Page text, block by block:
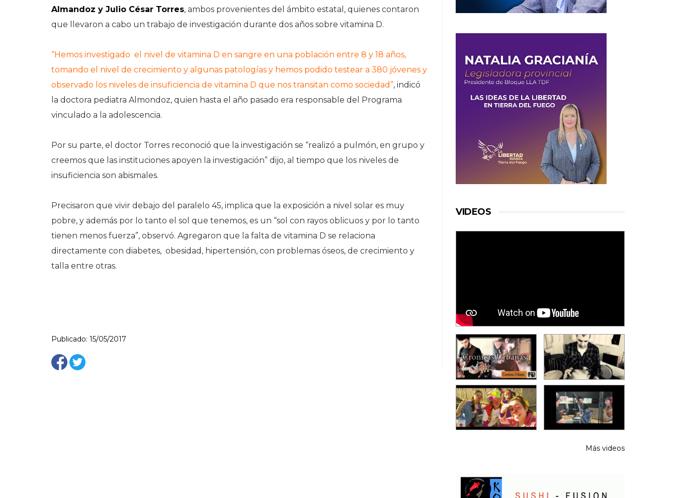
Almandoz y Julio César Torres, ambos provenientes del ámbito estatal, quienes contaron
que llevaron a cabo un trabajo de investigación durante dos años sobre vitamina D.
“Hemos investigado el nivel de vitamina D en sangre en una población entre 8 y 18 años,
tomando el nivel de crecimiento y algunas patologías y hemos podido testear a 380 jóvenes y
observado los niveles de insuficiencia de vitamina D que nos transitan como sociedad”, indicó
la doctora pediatra Almondoz, quien hasta el año pasado era responsable del Programa
vinculado a la adolescencia.
Por su parte, el doctor Torres reconoció que la investigación se “realizó a pulmón, en grupo y
creemos que las instituciones apoyen la investigación” dijo, al tiempo que los niveles de
insuficiencia son abismales.
Precisaron que vivir debajo del paralelo 45, implica que la exposición a nivel solar es muy
pobre, y además por lo tanto el sol que tenemos, es un “sol con rayos oblicuos y por lo tanto
tienen menos fuerza”, observó. Agregaron que la falta de vitamina D se relaciona
directamente con diabetes, obesidad, hipertensión, con problemas óseos, de crecimiento y
talla entre otras.
Publicado: 15/05/2017
VIDEOS
Más videos